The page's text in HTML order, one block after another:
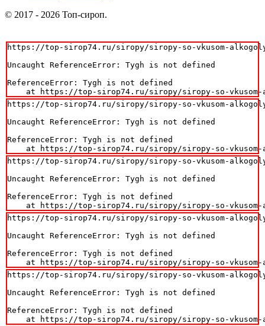
© 2017 - 2026 Топ-сироп.
https://top-sirop74.ru/siropy/siropy-so-vkusom-
Uncaught ReferenceError: Tygh is not defined
ReferenceError: Tygh is not defined
at https://top-sirop74.ru/siropy/siropy-so-
https://top-sirop74.ru/siropy/siropy-so-vkusom-
Uncaught ReferenceError: Tygh is not defined
ReferenceError: Tygh is not defined
at https://top-sirop74.ru/siropy/siropy-so-
https://top-sirop74.ru/siropy/siropy-so-vkusom-
Uncaught ReferenceError: Tygh is not defined
ReferenceError: Tygh is not defined
at https://top-sirop74.ru/siropy/siropy-so-
https://top-sirop74.ru/siropy/siropy-so-vkusom-
Uncaught ReferenceError: Tygh is not defined
ReferenceError: Tygh is not defined
at https://top-sirop74.ru/siropy/siropy-so-
https://top-sirop74.ru/siropy/siropy-so-vkusom-
Uncaught ReferenceError: Tygh is not defined
ReferenceError: Tygh is not defined
at https://top-sirop74.ru/siropy/siropy-so-